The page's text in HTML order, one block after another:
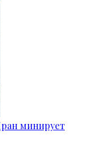
минирует